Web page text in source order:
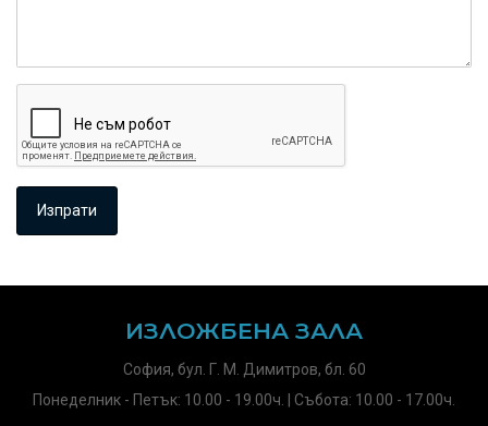
ИЗЛОЖБЕНА ЗАЛА
София, бул. Г. М. Димитров, бл. 60
Понеделник - Петък: 10.00 - 19.00ч. | Събота: 10.00 - 17.00ч.